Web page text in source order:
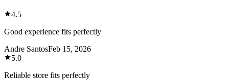
4.5
Good experience fits perfectly
Andre SantosFeb 15, 2026
5.0
Reliable store fits perfectly